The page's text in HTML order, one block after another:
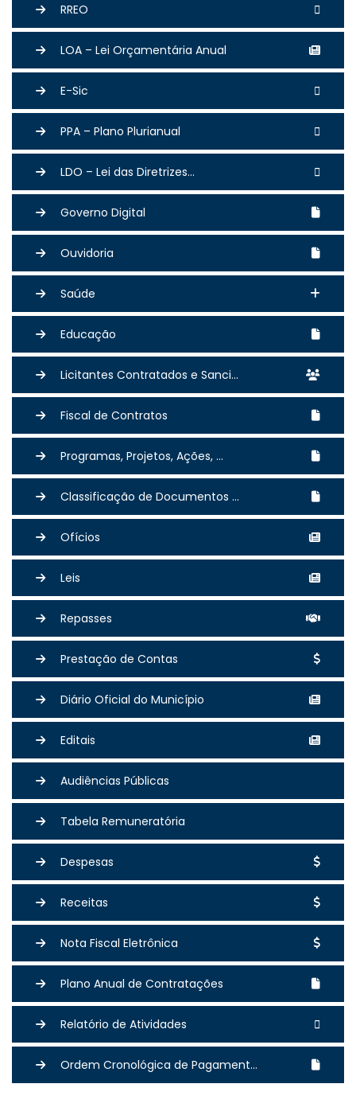
RREO
LOA – Lei Orçamentária Anual
E-Sic
PPA – Plano Plurianual
LDO – Lei das Diretrizes...
Governo Digital
Ouvidoria
Saúde
Educação
Licitantes Contratados e Sanci...
Fiscal de Contratos
Programas, Projetos, Ações, ...
Classificação de Documentos ...
Ofícios
Leis
Repasses
Prestação de Contas
Diário Oficial do Município
Editais
Audiências Públicas
Tabela Remuneratória
Despesas
Receitas
Nota Fiscal Eletrônica
Plano Anual de Contratações
Relatório de Atividades
Ordem Cronológica de Pagament...